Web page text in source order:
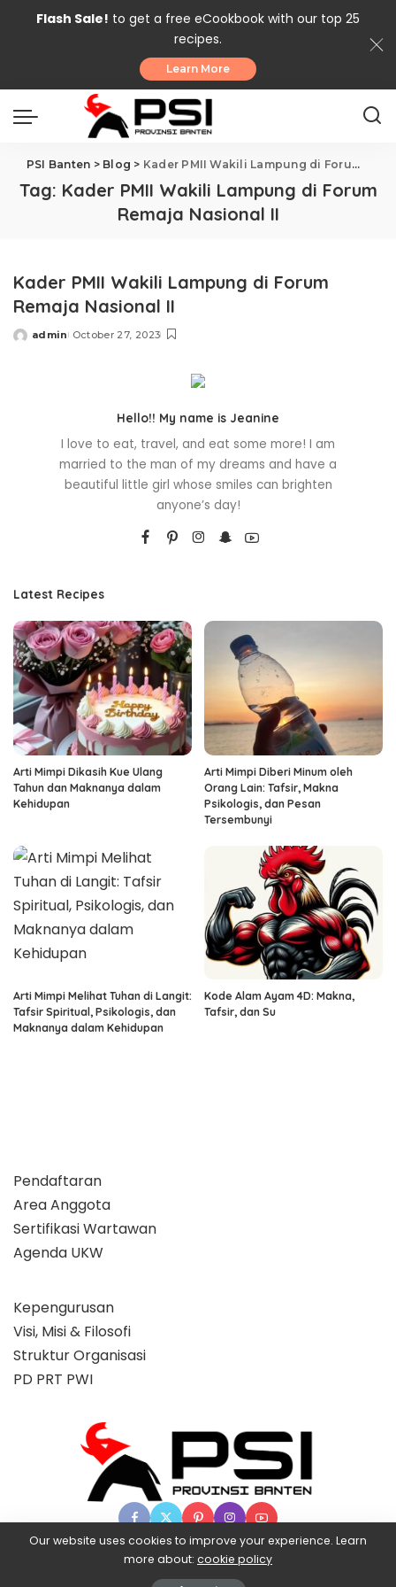
Flash Sale! to get a free eCookbook with our top 25
recipes.
Learn More
PSI Banten > Blog > Kader PMII Wakili Lampung di Forum Remaja Nasional II
Tag: Kader PMII Wakili Lampung di Forum
Remaja Nasional II
Kader PMII Wakili Lampung di Forum
Remaja Nasional II
Posted
admin October 27, 2023
Hello!! My name is Jeanine
I love to eat, travel, and eat some more! I am
married to the man of my dreams and have a
beautiful little girl whose smiles can brighten
anyone’s day!
Latest Recipes
Arti Mimpi Dikasih Kue Ulang
Tahun dan Maknanya dalam
Kehidupan
Arti Mimpi Diberi Minum oleh
Orang Lain: Tafsir, Makna
Psikologis, dan Pesan
Tersembunyi
Arti Mimpi Melihat Tuhan di Langit:
Tafsir Spiritual, Psikologis, dan
Maknanya dalam Kehidupan
Kode Alam Ayam 4D: Makna,
Tafsir, dan Su
Pendaftaran
Area Anggota
Sertifikasi Wartawan
Agenda UKW
Kepengurusan
Visi, Misi & Filosofi
Struktur Organisasi
PD PRT PWI
Our website uses cookies to improve your experience. Learn
more about: cookie policy